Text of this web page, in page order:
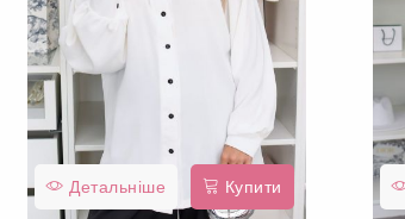
Детальніше Купити